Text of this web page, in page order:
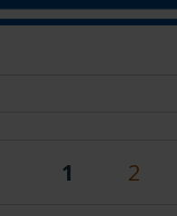
1 (current)
2